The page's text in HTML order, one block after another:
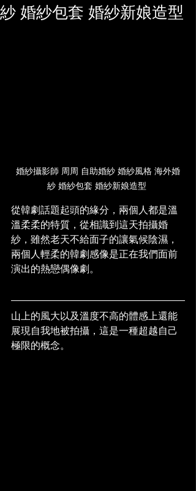
紗 婚紗包套 婚紗新娘造型
婚紗攝影師 周周 自助婚紗 婚紗風格 海外婚
紗 婚紗包套 婚紗新娘造型
從韓劇話題起頭的緣分，兩個人都是溫
溫柔柔的特質，從相識到這天拍攝婚
紗，雖然老天不給面子的讓氣候陰濕，
兩個人輕柔的韓劇感像是正在我們面前
演出的熱戀偶像劇。
山上的風大以及溫度不高的體感上還能
展現自我地被拍攝，這是一種超越自己
極限的概念。